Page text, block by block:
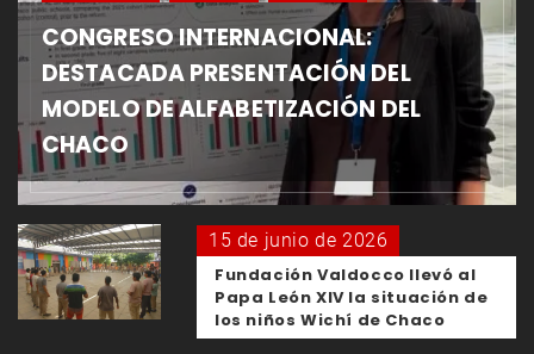
CONGRESO INTERNACIONAL:
DESTACADA PRESENTACIÓN DEL
MODELO DE ALFABETIZACIÓN DEL
CHACO
15 de junio de 2026
Fundación Valdocco llevó al
Papa León XIV la situación de
los niños Wichí de Chaco